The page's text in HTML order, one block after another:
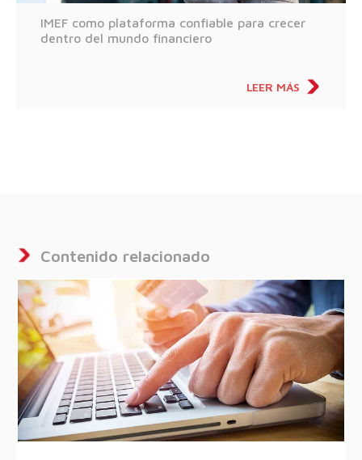
IMEF como plataforma confiable para crecer
dentro del mundo financiero
LEER MÁS
Contenido relacionado